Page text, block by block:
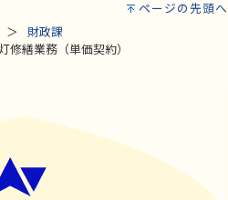
ページの先頭へ
財政課
修繕業務（単価契約）